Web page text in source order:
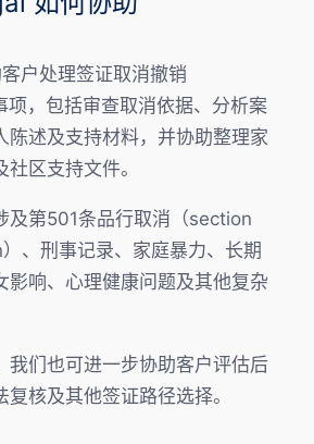
户处理签证取消撤销
项，包括审查取消依据、分析案
陈述及支持材料，并协助整理家
区支持文件。
及第501条品行取消（section
、刑事记录、家庭暴力、长期
影响、心理健康问题及其他复杂
我们也可进一步协助客户评估后
核及其他签证路径选择。